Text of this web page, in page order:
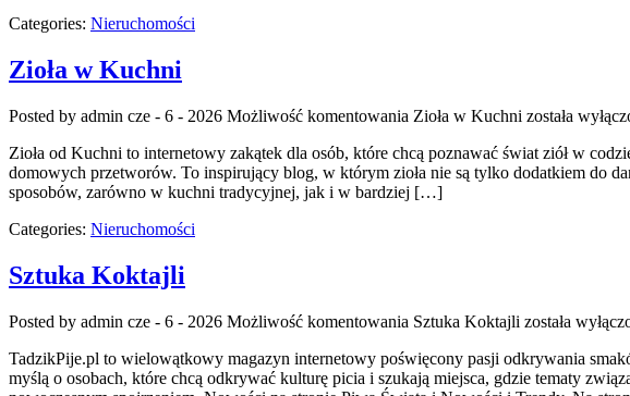
Categories: Nieruchomości
Zioła w Kuchni
Posted by admin cze - 6 - 2026 Możliwość komentowania Zioła w Kuchni została
Zioła od Kuchni to internetowy zakątek dla osób, które chcą poznawać świat ziół w
domowych przetworów. To inspirujący blog, w którym zioła nie są tylko dodatkiem do
sposobów, zarówno w kuchni tradycyjnej, jak i w bardziej […]
Categories: Nieruchomości
Sztuka Koktajli
Posted by admin cze - 6 - 2026 Możliwość komentowania Sztuka Koktajli została
TadzikPije.pl to wielowątkowy magazyn internetowy poświęcony pasji odkrywania
myślą o osobach, które chcą odkrywać kulturę picia i szukają miejsca, gdzie tematy